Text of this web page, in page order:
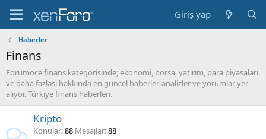
Giriş yap
Haberler
Finans
Forumoce finans kategorisinde; ekonomi, borsa, yatırım, para piyasaları
ve daha fazlası hakkında en güncel haberler, analizler ve yorumlar yer
alıyor. Türkiye finans haberleri.
Kripto
Konular 88 Mesajlar 88